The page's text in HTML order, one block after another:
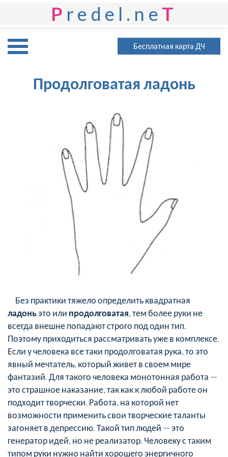
P redel.ne T
Бесплатная карта ДЧ
Продолговатая ладонь
Без практики тяжело определить квадратная
ладоньэто или продолговатая, тем более руки не
всегда внешне попадают строго под один тип.
Поэтому приходиться рассматривать уже в комплексе.
Если у человека все таки продолговатая рука, то это
явный мечтатель, который живет в своем мире
фантазий. Для такого человека монотонная работа —
это страшное наказание, так как к любой работе он
подходит творчески. Работа, на которой нет
возможности применить свои творческие таланты
загоняет в депрессию. Такой тип людей — это
генератор идей, но не реализатор. Человеку с таким
типом руки нужно найти хорошего энергичного